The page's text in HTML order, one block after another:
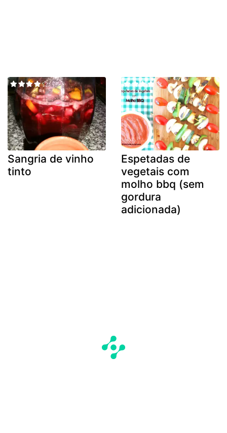
Sangria de vinho
tinto
Espetadas de
vegetais com
molho bbq (sem
gordura
adicionada)